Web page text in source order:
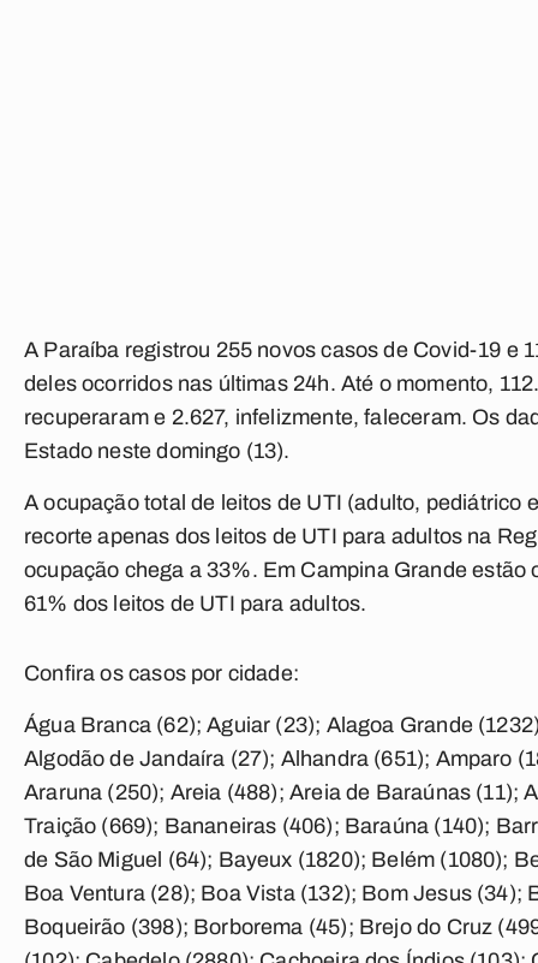
A Paraíba registrou 255 novos casos de Covid-19 e
deles ocorridos nas últimas 24h. Até o momento,
recuperaram e 2.627, infelizmente, faleceram. Os
Estado neste domingo (13).
A ocupação total de leitos de UTI (adulto, pediátrico
recorte apenas dos leitos de UTI para adultos na
ocupação chega a 33%. Em Campina Grande
61% dos leitos de UTI para adultos.
Confira os casos por cidade:
Água Branca (62); Aguiar (23); Alagoa Grande
Algodão de Jandaíra (27); Alhandra (651); Amparo
Araruna (250); Areia (488); Areia de Baraúnas (11);
Traição (669); Bananeiras (406); Baraúna (140);
de São Miguel (64); Bayeux (1820); Belém (1080);
Boa Ventura (28); Boa Vista (132); Bom Jesus (34);
Boqueirão (398); Borborema (45); Brejo do Cruz